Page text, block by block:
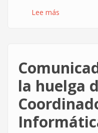
Lee más
está
permitiendo
ampliar
la
presión
por
la huelga